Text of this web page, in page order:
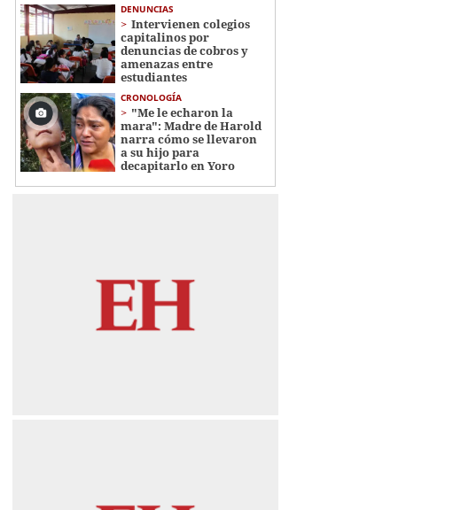
DENUNCIAS
Intervienen colegios
capitalinos por
denuncias de cobros y
amenazas entre
estudiantes
CRONOLOGÍA
"Me le echaron la
mara": Madre de Harold
narra cómo se llevaron
a su hijo para
decapitarlo en Yoro